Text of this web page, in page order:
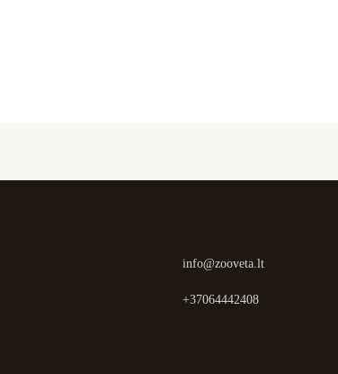
info@zooveta.lt
+37064442408